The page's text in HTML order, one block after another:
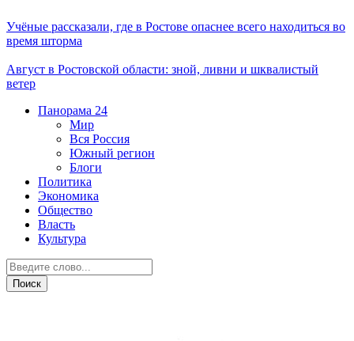
Учёные рассказали, где в Ростове опаснее всего находиться во
время шторма
Август в Ростовской области: зной, ливни и шквалистый
ветер
Панорама 24
Мир
Вся Россия
Южный регион
Блоги
Политика
Экономика
Общество
Власть
Культура